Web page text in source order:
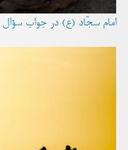
امام سجّاد (ع) در جواب سؤال